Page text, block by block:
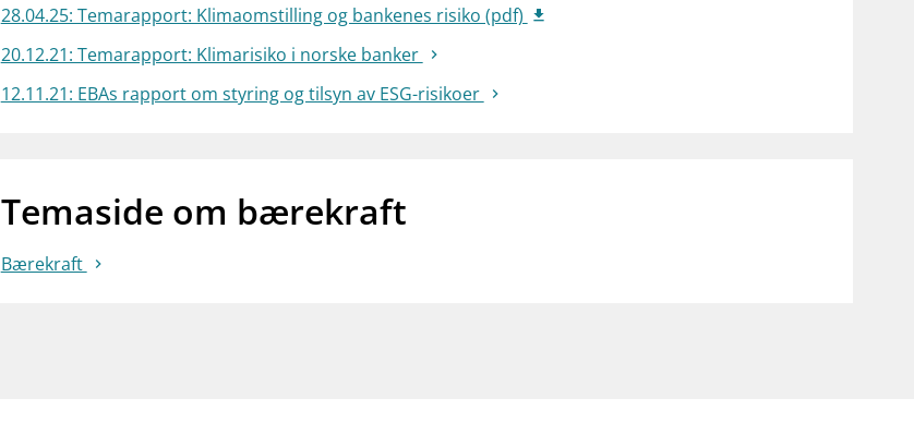
28.04.25: Temarapport: Klimaomstilling og bankenes risiko (pdf)
20.12.21: Temarapport: Klimarisiko i norske banker
12.11.21: EBAs rapport om styring og tilsyn av ESG-risikoer
Temaside om bærekraft
Bærekraft